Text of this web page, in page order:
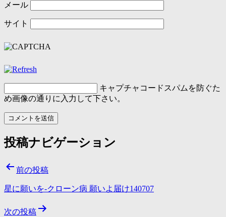
メール
サイト
キャプチャコードスパムを防ぐた
め画像の通りに入力して下さい。
投稿ナビゲーション
前の投稿
星に願いを-クローン病 願いよ届け140707
次の投稿